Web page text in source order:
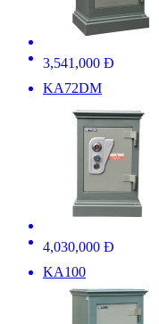
3,541,000 Đ
KA72DM
4,030,000 Đ
KA100